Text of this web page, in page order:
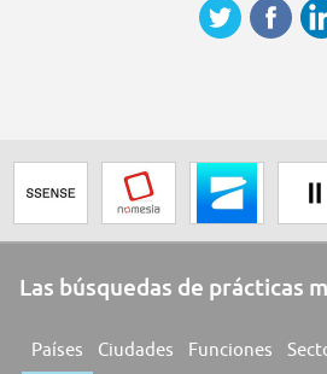
Las búsquedas de prácticas
Países Ciudades Funciones